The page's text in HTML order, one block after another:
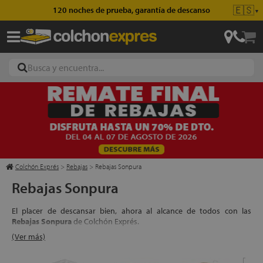
Envío gratis en pedidos superiores a 49€ 🇪🇸▼
Colchón Exprés > Rebajas > Rebajas Sonpura
Rebajas Sonpura
El placer de descansar bien, ahora al alcance de todos con las
Rebajas Sonpurade Colchón Exprés.
Núcleos con sistemas exclusivos, viscoelásticas de origen vegetal,
abierto y todas aquellas novedosas técnicas que marcan la
(Ver más)